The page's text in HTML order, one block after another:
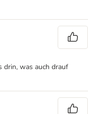
drin, was auch drauf